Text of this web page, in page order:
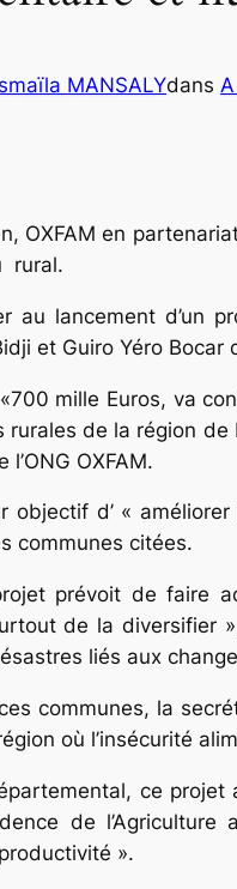
MANSALYdans
OXFAM en
rural.
au lancement d’un
et Guiro Yéro
mille Euros, va
rurales de la région
OXFAM.
objectif d’ «
communes citées.
prévoit de faire
de la diversifier
liés aux
communes, la
où l’insécurité
ce
de
».